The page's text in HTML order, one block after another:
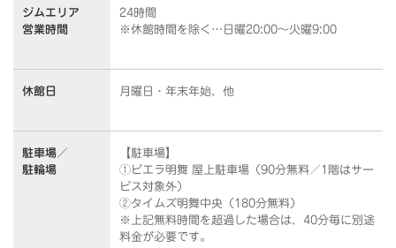
ジムエリア
営業時間
24時間
※休館時間を除く…日曜20:00～火曜9:00
休館日 月曜日・年末年始、他
駐車場／
駐輪場
【駐車場】
①ビエラ明舞 屋上駐車場（90分無料／1階はサー
ビス対象外）
②タイムズ明舞中央（180分無料）
※上記無料時間を超過した場合は、40分毎に別途
料金が必要です。